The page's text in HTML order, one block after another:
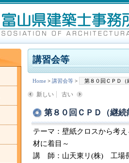
講習会等
Home > 講習会等 > 第８０回ＣＰＤ（
新しい 古い
第８０回ＣＰＤ（継
テーマ：壁紙クロスから考
材に着目～
講 師：山天東リ(株) 工場